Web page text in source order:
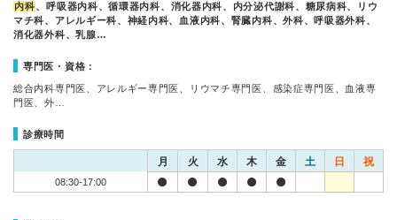
内科、呼吸器内科、循環器内科、消化器内科、内分泌代謝科、糖尿病科、リウ
マチ科、アレルギー科、神経内科、血液内科、腎臓内科、外科、呼吸器外科、
消化器外科、乳腺…
専門医・資格：
総合内科専門医、アレルギー専門医、リウマチ専門医、感染症専門医、血液専
門医、外…
診療時間
月 火 水 木 金 土 日 祝
08:30-17:00